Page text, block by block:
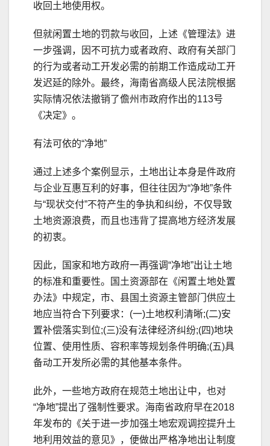
收回土地使用权。
但就闲置土地的罚款与收回，上述《管理法》进
一步强调，因不可抗力或者政府、政府有关部门
的行为或者动工开发必需的前期工作造成动工开
发迟延的除外。最终，海南省高级人民法院根据
实际情况依法撤销了儋州市政府作出的113号
《决定》。
有法可依的“净地”
通过上述多个案例显示，土地出让本身是件政府
与企业互惠互利的好事，但往往因为“净地”条件
与“现状交付”不符产生的争执和纠纷，不仅导致
土地资源浪费，而且也违背了提高地方经济发展
的初衷。
因此，国家和地方政府一再强调“净地”出让土地
的标准和重要性。国土资源部在《闲置土地处置
办法》中规定，市、县国土资源主管部门供应土
地应当符合下列要求：(一)土地权利清晰;(二)安
置补偿落实到位;(三)没有法律经济纠纷;(四)地块
位置、使用性质、容积率等规划条件明确;(五)具
备动工开发所必需的其他基本条件。
此外，一些地方政府在规范土地出让中，也对
“净地”提出了强制性要求。海南省政府早在2018
年发布的《关于进一步加强土地宏观调控提升土
地利用效益的意见》，便做出严格净地出让制度